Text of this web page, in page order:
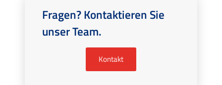
Fragen? Kontaktieren Sie
unser Team.
Kontakt